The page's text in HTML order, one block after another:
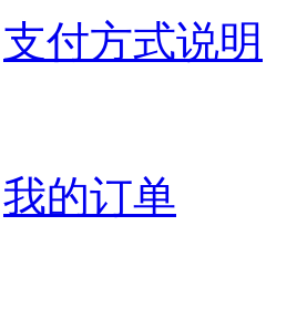
支付方式说明
我的订单